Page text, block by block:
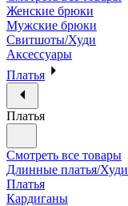
Женские брюки
Мужские брюки
Свитшоты/Худи
Аксессуары
Платья
Платья
Смотреть все товары
Длинные платья/Худи
Платья
Кардиганы